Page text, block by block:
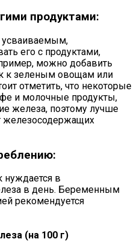
продуктами:
его с продуктами,
можно добавить
к зеленым овощам или
отметить, что некоторые
и молочные продукты,
железа, поэтому лучше
железосодержащих
нуждается в
в день. Беременным
рекомендуется
(на 100 г)